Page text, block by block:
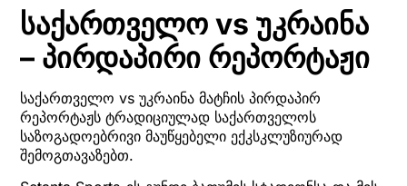
საქართველო vs უკრაინა
– პირდაპირი რეპორტაჟი
საქართველო vs უკრაინა მატჩის პირდაპირ
რეპორტაჟს ტრადიციულად საქართველოს
საზოგადოებრივი მაუწყებელი ექკსკლუზიურად
შემოგთავაზებთ.